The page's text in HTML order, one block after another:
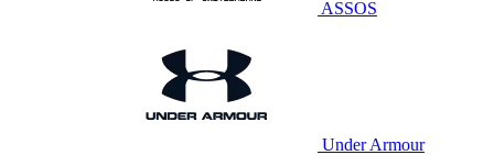
ASSOS
Under Armour